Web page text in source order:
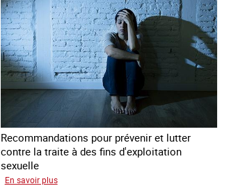
de
traite
des
êtres
humains
Recommandations pour prévenir et lutter
contre la traite à des fins d'exploitation
sexuelle
En savoir plussur